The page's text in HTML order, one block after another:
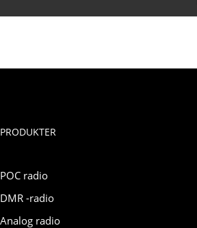
PRODUKTER
POC radio
DMR -radio
Analog radio